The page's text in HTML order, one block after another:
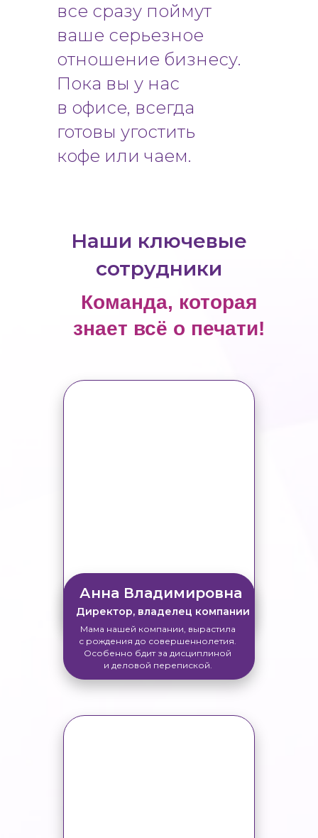
все сразу поймут
ваше серьезное
отношение бизнесу.
Пока вы у нас
в офисе, всегда
готовы угостить
кофе или чаем.
Наши ключевые
сотрудники
Команда, которая
знает всё о печати!
Мама нашей компании, вырастила
с рождения до совершеннолетия.
Особенно бдит за дисциплиной
и деловой перепиской.
Анна Владимировна
Директор, владелец компании